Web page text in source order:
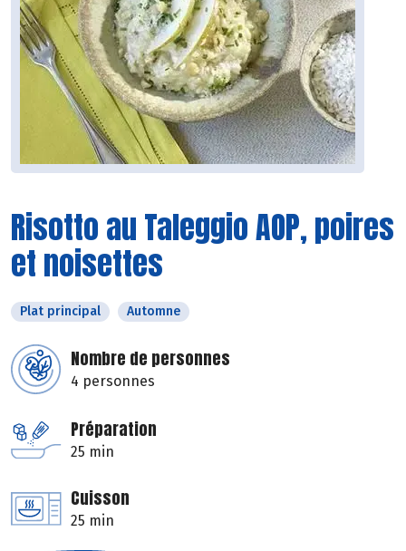
Risotto au Taleggio AOP, poires
et noisettes
Plat principal Automne
Nombre de personnes
4 personnes
Préparation
25 min
Cuisson
25 min